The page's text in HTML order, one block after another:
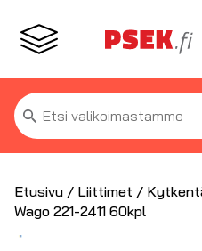
Etsi:
Etusivu / Liittimet /
Wago 221-2411 60kpl